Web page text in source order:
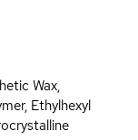
Wax,
Ethylhexyl